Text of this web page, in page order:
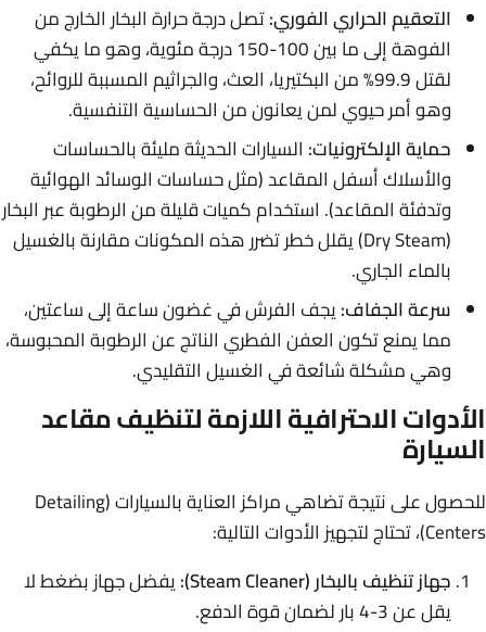
التعقيم الحراري الفوري:تصل درجة حرارة البخار الخارج من
الفوهة إلى ما بين 100-150 درجة مئوية، وهو ما يكفي
لقتل 99.9% من البكتيريا، العث، والجراثيم المسببة للروائح،
وهو أمر حيوي لمن يعانون من الحساسية التنفسية.
حماية الإلكترونيات: السيارات الحديثة مليئة بالحساسات
والأسلاك أسفل المقاعد (مثل حساسات الوسائد الهوائية
وتدفئة المقاعد). استخدام كميات قليلة من الرطوبة عبر البخار
(Dry Steam) يقلل خطر تضرر هذه المكونات مقارنة بالغسيل
بالماء الجاري.
سرعة الجفاف:يجف الفرش في غضون ساعة إلى ساعتين،
مما يمنع تكون العفن الفطري الناتج عن الرطوبة المحبوسة،
وهي مشكلة شائعة في الغسيل التقليدي.
الأدوات الاحترافية اللازمة لتنظيف مقاعد
السيارة
للحصول على نتيجة تضاهي مراكز العناية بالسيارات (Detailing
Centers)، تحتاج لتجهيز الأدوات التالية:
جهاز تنظيف بالبخار (Steam Cleaner):
يفضل جهاز بضغط لا
يقل عن 3-4 بار لضمان قوة الدفع.